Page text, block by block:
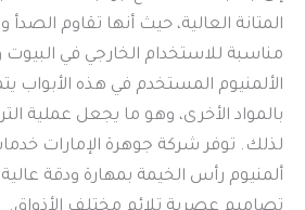
المتانة العالية، حيث أنها تقاوم الصدأ
مناسبة للاستخدام الخارجي في البيوت
الألمنيوم المستخدم في هذه الأبواب
بالمواد الأخرى، وهو ما يجعل عملية
لذلك. توفر شركة جوهرة الإمارات
ألمنيوم رأس الخيمة بمهارة ودقة